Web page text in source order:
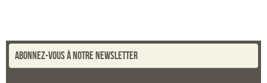
Abonnez-vous à notre newsletter